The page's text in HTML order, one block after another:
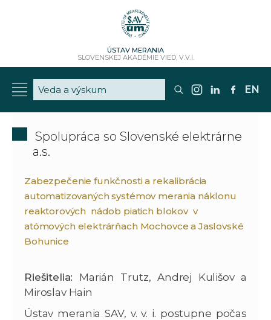
ÚSTAV MERANIA
SLOVENSKEJ AKADÉMIE VIED, V.V.I.
EN
Spolupráca so Slovenské elektrárne
a.s.
Zabezpečenie funkčnosti a rekalibrácia
automatizovaných systémov merania náklonu
reaktorových nádob piatich blokov v
atómových elektrárňach Mochovce a Jaslovské
Bohunice
Riešitelia: Marián Trutz, Andrej Kulišov a
Miroslav Hain
Ústav merania SAV, v. v. i. postupne počas